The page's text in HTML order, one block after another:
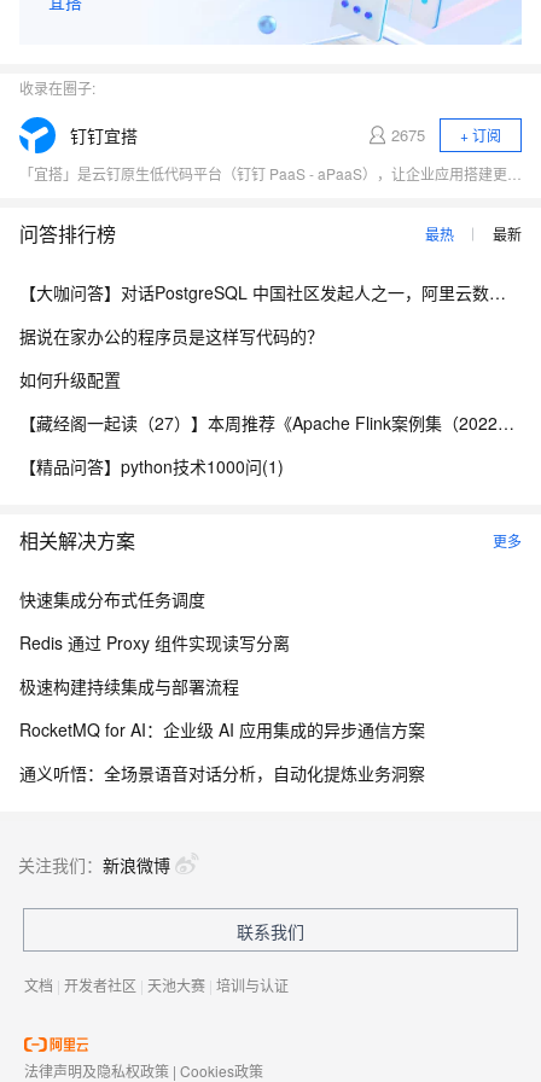
收录在圈子:
钉钉宜搭 2675
+ 订阅
「宜搭」是云钉原生低代码平台（钉钉 PaaS - aPaaS），让企业应用搭建更简单！ 帮助中小企业降本提效，加强组织的数字化自主权； 帮助大型企业释放个体创新力，助力组织创新涌现。
问答排行榜 最热 最新
【大咖问答】对话PostgreSQL 中国社区发起人之一，阿里云数据库高级专家 德哥
据说在家办公的程序员是这样写代码的？
如何升级配置
【藏经阁一起读（27）】本周推荐《Apache Flink案例集（2022版）》，你有哪些心得？
【精品问答】python技术1000问(1)
相关解决方案 更多
快速集成分布式任务调度
Redis 通过 Proxy 组件实现读写分离
极速构建持续集成与部署流程
RocketMQ for AI：企业级 AI 应用集成的异步通信方案
通义听悟：全场景语音对话分析，自动化提炼业务洞察
关注我们： 新浪微博
联系我们
文档 | 开发者社区 | 天池大赛 | 培训与认证
法律声明及隐私权政策 | Cookies政策